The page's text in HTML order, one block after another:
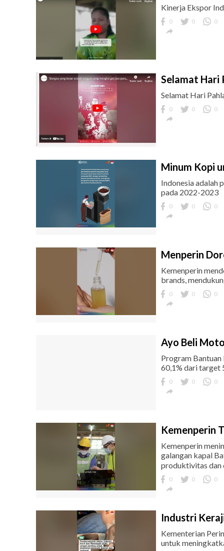
Kinerja Ekspor
0 0 0

Selamat Hari
Selamat Hari
0 0 0

Minum Kopi
Indonesia adalah
pada 2022-2023
0 0 0

Menperin
Kemenperin
brands,
0 0 0

Ayo Beli
Program
60,1% dari target
0 0 0

Kemenperin
Kemenperin
galangan kapal
produktivitas dan
0 0 0

Industri
Kementerian
untuk